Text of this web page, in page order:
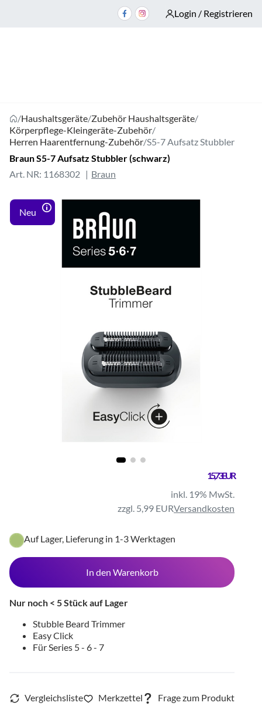
Login / Registrieren
/Haushaltsgeräte/Zubehör Haushaltsgeräte/
Körperpflege-Kleingeräte-Zubehör/
Herren Haarentfernung-Zubehör/S5-7 Aufsatz Stubbler
Braun S5-7 Aufsatz Stubbler (schwarz)
Art. NR: 1168302
Braun
Neu
15,73 EUR
inkl. 19% MwSt.
zzgl. 5,99 EURVersandkosten
Auf Lager, Lieferung in 1-3 Werktagen
In den Warenkorb
Nur noch < 5 Stück auf Lager
Stubble Beard Trimmer
Easy Click
Für Series 5 - 6 - 7